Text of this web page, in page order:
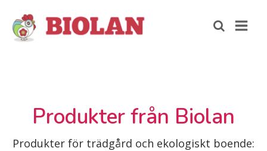
Produkter från Biolan
Produkter för trädgård och ekologiskt boende: